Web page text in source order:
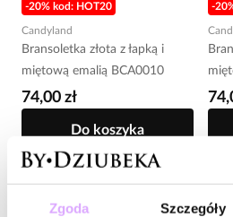
Zgoda Szczegóły
-20% kod: HOT20
Candyland
Bransoletka złota z łapką i
miętową emalią BCA0010
74,00 zł
Do koszyka
-